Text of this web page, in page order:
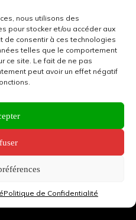
nous utilisons des
pour stocker et/ou accéder aux
de consentir à ces technologies
telles que le comportement
ce site. Le fait de ne pas
peut avoir un effet négatif
Politique de Confidentialité